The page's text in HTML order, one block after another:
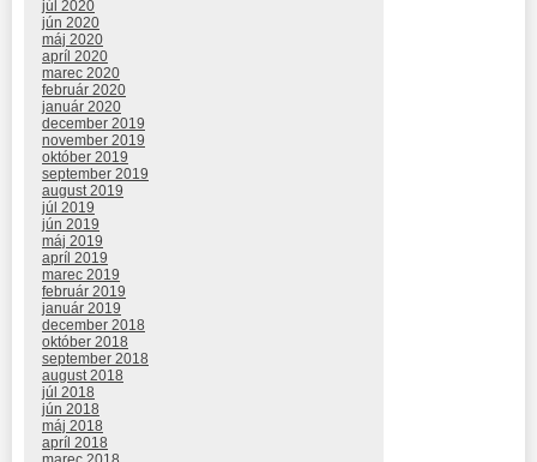
júl 2020
jún 2020
máj 2020
apríl 2020
marec 2020
február 2020
január 2020
december 2019
november 2019
október 2019
september 2019
august 2019
júl 2019
jún 2019
máj 2019
apríl 2019
marec 2019
február 2019
január 2019
december 2018
október 2018
september 2018
august 2018
júl 2018
jún 2018
máj 2018
apríl 2018